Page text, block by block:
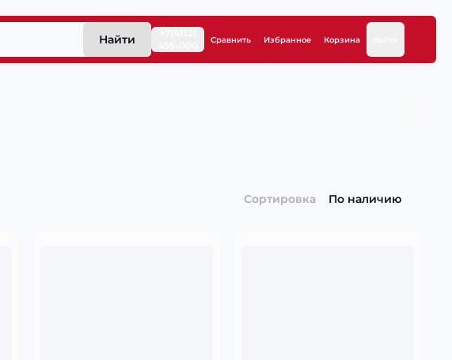
Найти Сравнить Избранное Корзина
Сортировка По наличию